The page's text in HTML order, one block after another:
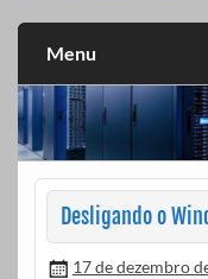
Menu
Desligando o
17 de dezembro